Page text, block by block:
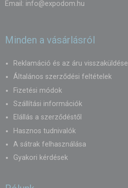
Email: info@expodom.hu
Minden a vásárlásról
Reklamáció és az áru visszaküldése
Általános szerződési feltételek
Fizetési módok
Szállítási információk
Elállás a szerződéstől
Hasznos tudnivalók
A sátrak felhasználása
Gyakori kérdések